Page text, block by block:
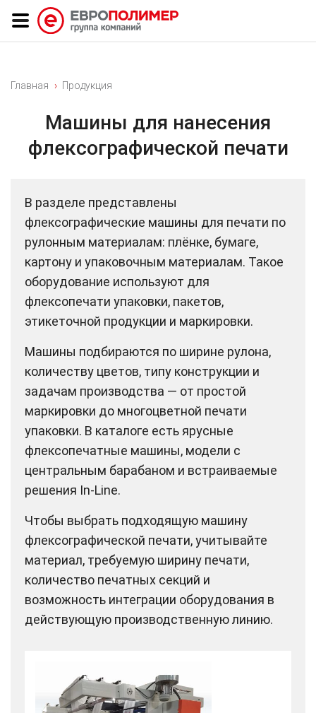
Главная Продукция
Машины для нанесения
флексографической печати
В разделе представлены
флексографические машины для печати по
рулонным материалам: плёнке, бумаге,
картону и упаковочным материалам. Такое
оборудование используют для
флексопечати упаковки, пакетов,
этикеточной продукции и маркировки.
Машины подбираются по ширине рулона,
количеству цветов, типу конструкции и
задачам производства — от простой
маркировки до многоцветной печати
упаковки. В каталоге есть ярусные
флексопечатные машины, модели с
центральным барабаном и встраиваемые
решения In-Line.
Чтобы выбрать подходящую машину
флексографической печати, учитывайте
материал, требуемую ширину печати,
количество печатных секций и
возможность интеграции оборудования в
действующую производственную линию.